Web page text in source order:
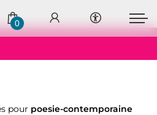
0
pour poesie-contemporaine